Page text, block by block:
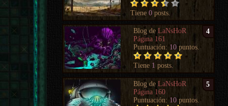
Tiene0 posts.
4
Blog deLaNsHoR
Página 161
Puntuación: 10 puntos.
Tiene 1 posts.
5
Blog deLaNsHoR
Página 160
Puntuación: 10 puntos.